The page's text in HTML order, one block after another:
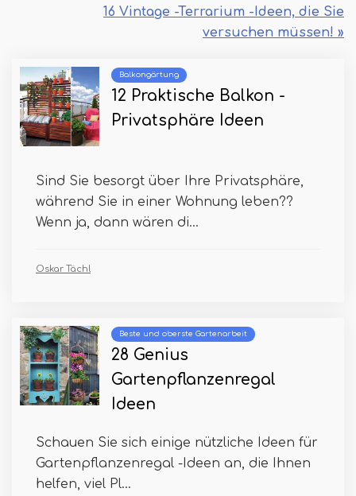
16 Vintage -Terrarium -Ideen, die Sie
versuchen müssen! »
Balkongärtung
12 Praktische Balkon -
Privatsphäre Ideen
Sind Sie besorgt über Ihre Privatsphäre,
während Sie in einer Wohnung leben??
Wenn ja, dann wären di...
Oskar Tächl
Beste und oberste Gartenarbeit
28 Genius
Gartenpflanzenregal
Ideen
Schauen Sie sich einige nützliche Ideen für
Gartenpflanzenregal -Ideen an, die Ihnen
helfen, viel Pl...